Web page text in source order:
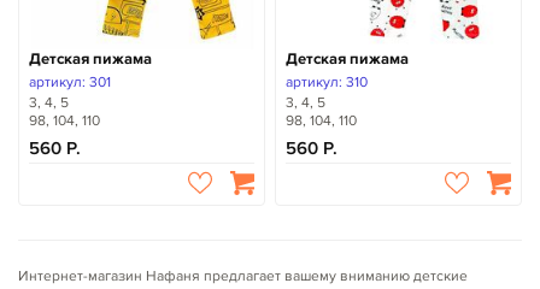
Детская пижама
артикул: 301
3, 4, 5
98, 104, 110
560
Детская пижама
артикул: 310
3, 4, 5
98, 104, 110
560
Интернет-магазин Нафаня предлагает вашему вниманию детские